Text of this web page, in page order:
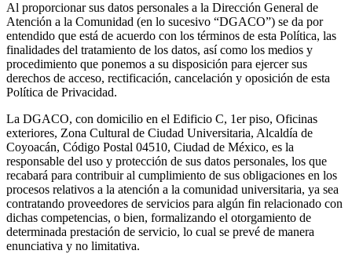
Al proporcionar sus datos personales a la Dirección General de
Atención a la Comunidad (en lo sucesivo “DGACO”) se da por
entendido que está de acuerdo con los términos de esta Política, las
finalidades del tratamiento de los datos, así como los medios y
procedimiento que ponemos a su disposición para ejercer sus
derechos de acceso, rectificación, cancelación y oposición de esta
Política de Privacidad.
La DGACO, con domicilio en el Edificio C, 1er piso, Oficinas
exteriores, Zona Cultural de Ciudad Universitaria, Alcaldía de
Coyoacán, Código Postal 04510, Ciudad de México, es la
responsable del uso y protección de sus datos personales, los que
recabará para contribuir al cumplimiento de sus obligaciones en los
procesos relativos a la atención a la comunidad universitaria, ya sea
contratando proveedores de servicios para algún fin relacionado con
dichas competencias, o bien, formalizando el otorgamiento de
determinada prestación de servicio, lo cual se prevé de manera
enunciativa y no limitativa.